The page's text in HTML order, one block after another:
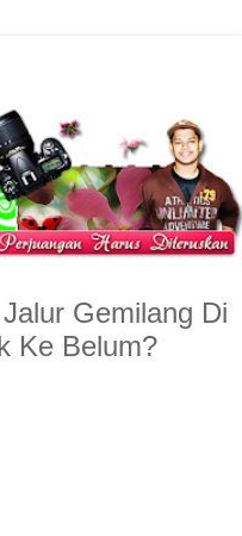
Gemilang Di
Ke Belum?